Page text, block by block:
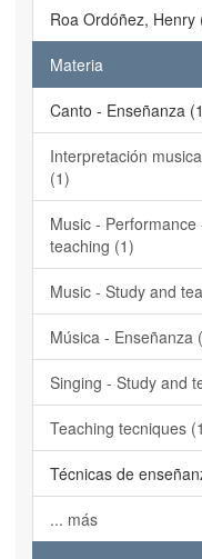
Roa Ordóñez, Henry
Materia
Canto - Enseñanza
Interpretación
(1)
Music - Performance
teaching (1)
Music - Study and
Música - Enseñanza
Singing - Study and
Teaching tecniques
Técnicas de
... más